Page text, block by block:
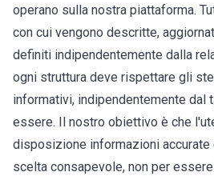
operano sulla nostra piattaforma.
con cui vengono descritte,
definiti indipendentemente dalla
ogni struttura deve rispettare gli
informativi, indipendentemente dal
essere. Il nostro obiettivo è che
disposizione informazioni accurate
scelta consapevole, non per